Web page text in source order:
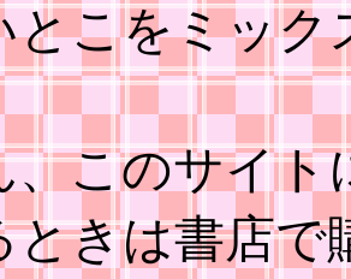
とこをミック
、このサイト
ときは書店で